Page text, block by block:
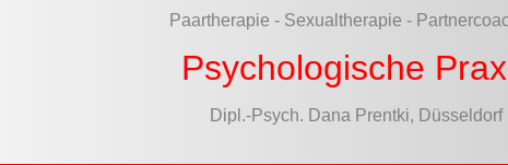
Paartherapie - Sexualtherapie -
Psychologische
Dipl.-Psych. Dana Prentki, Düsseldorf